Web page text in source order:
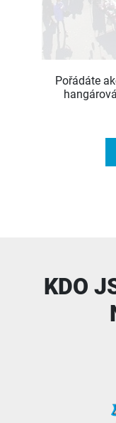
Pořádáte
KDO